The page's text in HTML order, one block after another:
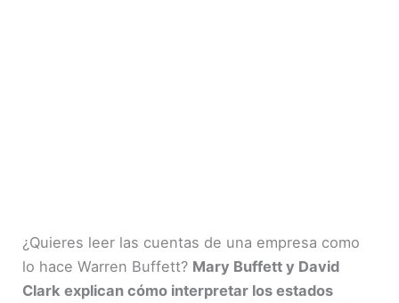
¿Quieres leer las cuentas de una empresa como
lo hace Warren Buffett? Mary Buffett y David
Clark explican cómo interpretar los estados